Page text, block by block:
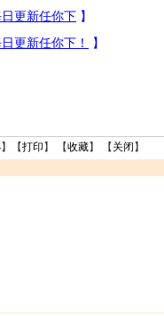
】【打印 】 【收藏】 【 关闭 】